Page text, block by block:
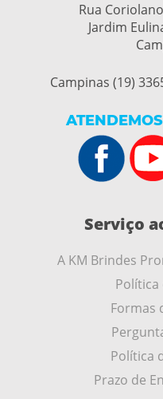
Rua
Jardim
Campinas (19)
Serviço
A KM Brindes
Política
Formas
Política
Prazo de